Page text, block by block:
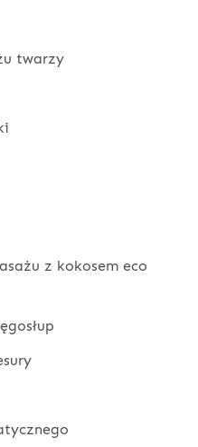
twarzy
z kokosem eco